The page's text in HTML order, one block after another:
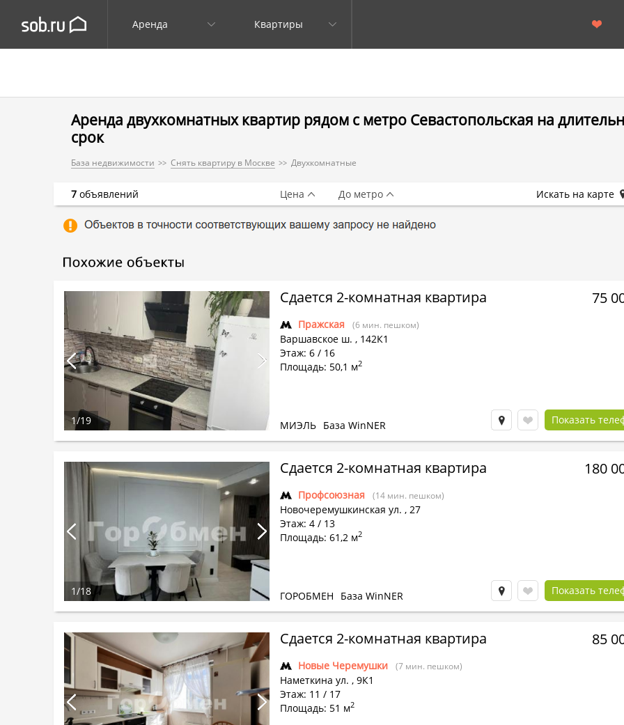
Аренда Квартиры
Аренда двухкомнатных квартир рядом с метро Севастопольская на
срок
База недвижимости Снять квартиру в Москве Двухкомнатные
Сдается 2-комнатная квартира
Пражская (6 мин. пешком)
Варшавское ш. , 142К1
Этаж: 6 / 16
Площадь: 50,1 м2
75
МИЭЛЬ База WinNER Показать
1/19
Сдается 2-комнатная квартира
Профсоюзная (14 мин. пешком)
Новочеремушкинская ул. , 27
Этаж: 4 / 13
Площадь: 61,2 м2
180
ГОРОБМЕН База WinNER Показать
1/18
Сдается 2-комнатная квартира
Новые Черемушки (7 мин. пешком)
Наметкина ул. , 9К1
Этаж: 11 / 17
Площадь: 51 м2
85
7 объявлений Цена До метро Искать на карте